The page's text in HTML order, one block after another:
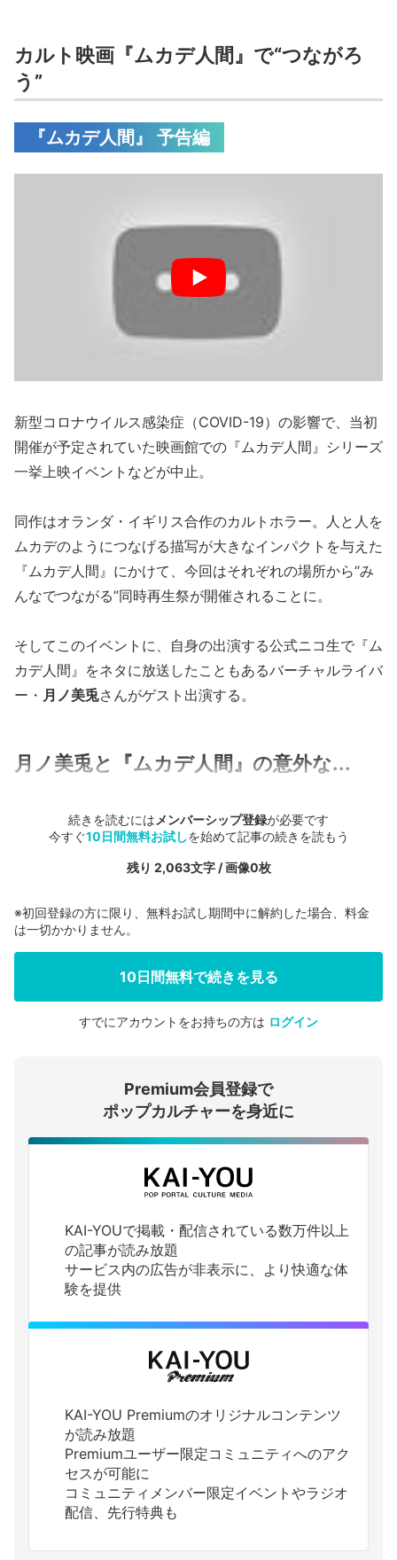
カルト映画『ムカデ人間』で“つながろ
う”
『ムカデ人間』 予告編
新型コロナウイルス感染症（COVID-19）の影響で、当初
開催が予定されていた映画館での『ムカデ人間』シリーズ
一挙上映イベントなどが中止。
同作はオランダ・イギリス合作のカルトホラー。人と人を
ムカデのようにつなげる描写が大きなインパクトを与えた
『ムカデ人間』にかけて、今回はそれぞれの場所から“み
んなでつながる”同時再生祭が開催されることに。
そしてこのイベントに、自身の出演する公式ニコ生で『ム
カデ人間』をネタに放送したこともあるバーチャルライバ
ー・ 月ノ美兎さんがゲスト出演する。
月ノ美兎と『ムカデ人間』の意外な...
続きを読むには メンバーシップ登録が必要です
今すぐ10日間無料お試しを始めて記事の続きを読もう
残り 2,063文字 / 画像0枚
会員登録する
ログインする
※初回登録の方に限り、無料お試し期間中に解約した場合、料金
は一切かかりません。
10日間無料で続きを見る
すでにアカウントをお持ちの方は ログイン
Premium会員登録で
ポップカルチャーを身近に
KAI-YOUで掲載・配信されている数万件以上
の記事が読み放題
サービス内の広告が非表示に、より快適な体
験を提供
KAI-YOU Premiumのオリジナルコンテンツ
が読み放題
Premiumユーザー限定コミュニティへのアク
セスが可能に
コミュニティメンバー限定イベントやラジオ
配信、先行特典も